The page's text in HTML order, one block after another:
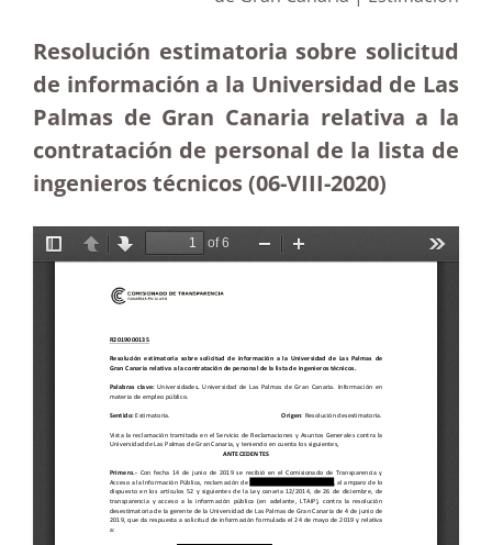
Resolución estimatoria sobre solicitud
de información a la Universidad de Las
Palmas de Gran Canaria relativa a la
contratación de personal de la lista de
ingenieros técnicos (06-VIII-2020)